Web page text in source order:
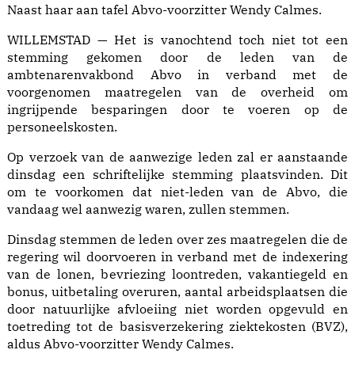
Naast haar aan tafel Abvo-voorzitter Wendy Calmes.
WILLEMSTAD — Het is vanochtend toch niet tot een
stemming gekomen door de leden van de
ambtenarenvakbond Abvo in verband met de
voorgenomen maatregelen van de overheid om
ingrijpende besparingen door te voeren op de
personeelskosten.
Op verzoek van de aanwezige leden zal er aanstaande
dinsdag een schriftelijke stemming plaatsvinden. Dit
om te voorkomen dat niet-leden van de Abvo, die
vandaag wel aanwezig waren, zullen stemmen.
Dinsdag stemmen de leden over zes maatregelen die de
regering wil doorvoeren in verband met de indexering
van de lonen, bevriezing loontreden, vakantiegeld en
bonus, uitbetaling overuren, aantal arbeidsplaatsen die
door natuurlijke afvloeiing niet worden opgevuld en
toetreding tot de basisverzekering ziektekosten (BVZ),
aldus Abvo-voorzitter Wendy Calmes.